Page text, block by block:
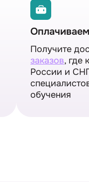
Получите
заказов, где
России и
обучения